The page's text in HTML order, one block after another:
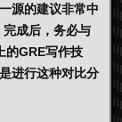
源的建议非常中
成后，务必与
的GRE写作技
进行这种对比分